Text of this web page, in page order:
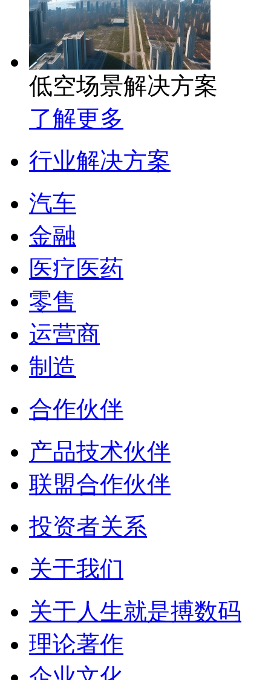
低空场景解决方案
了解更多
行业解决方案
汽车
金融
医疗医药
零售
运营商
制造
合作伙伴
产品技术伙伴
联盟合作伙伴
投资者关系
关于我们
关于人生就是搏数码
理论著作